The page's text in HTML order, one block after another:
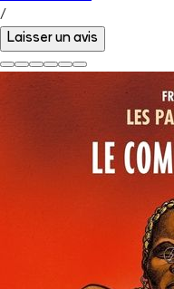
/
Laisser un avis